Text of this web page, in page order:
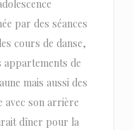
par des séances
cours de danse,
appartements de
mais aussi des
avec son arrière
dîner pour la